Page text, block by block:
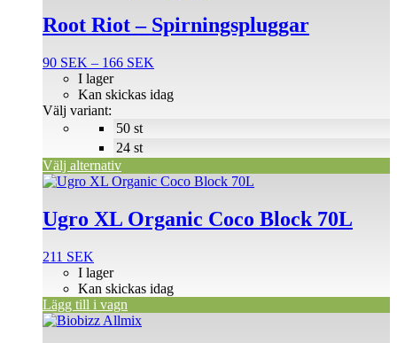
Root Riot – Spirningspluggar
90 SEK – 166 SEK
till
50 st
24 st
I lager
Kan skickas idag
Välj variant:
Välj alternativ
produkten
har
varianter.
olika
alternativen
på
produktsidan
Ugro XL Organic Coco Block 70L
211 SEK
I lager
Kan skickas idag
Lägg till i vagn
Den